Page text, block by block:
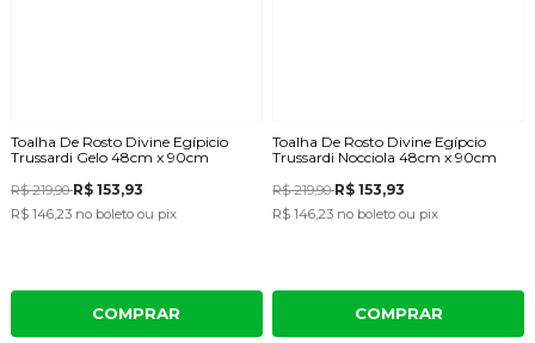
Toalha De Rosto Divine Egípicio
Trussardi Gelo 48cm x 90cm
R$ 219,90R$ 153,93
R$ 146,23 no boleto ou pix
COMPRAR
Toalha De Rosto Divine Egípcio
Trussardi Nocciola 48cm x 90cm
R$ 219,90R$ 153,93
R$ 146,23 no boleto ou pix
COMPRAR